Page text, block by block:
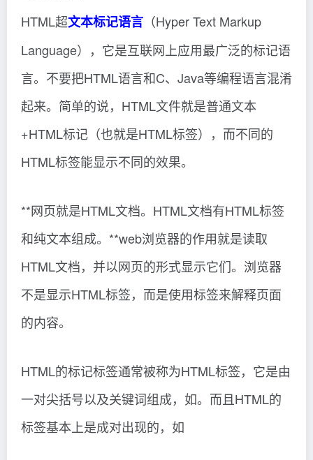
HTML超文本标记语言 （Hyper Text Markup
Language），它是互联网上应用最广泛的标记语
言。不要把HTML语言和C、Java等编程语言混淆
起来。简单的说，HTML文件就是普通文本
+HTML标记（也就是HTML标签），而不同的
HTML标签能显示不同的效果。
**网页就是HTML文档。HTML文档有HTML标签
和纯文本组成。**web浏览器的作用就是读取
HTML文档，并以网页的形式显示它们。浏览器
不是显示HTML标签，而是使用标签来解释页面
的内容。
HTML的标记标签通常被称为HTML标签，它是由
一对尖括号以及关键词组成，如。而且HTML的
标签基本上是成对出现的，如